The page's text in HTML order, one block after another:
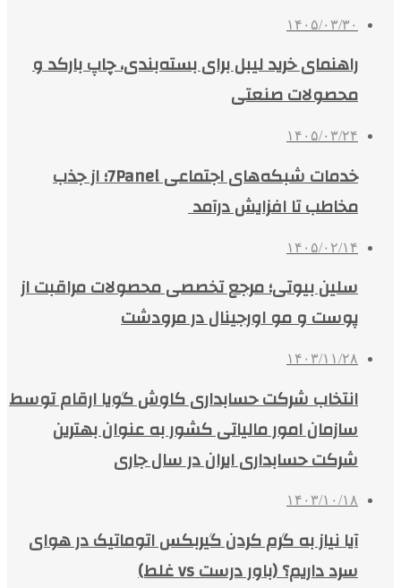
۱۴۰۵/۰۳/۳۰
راهنمای خرید لیبل برای بسته‌بندی، چاپ بارکد و
محصولات صنعتی
۱۴۰۵/۰۳/۲۴
خدمات شبکه‌های اجتماعی 7Panel؛ از جذب
مخاطب تا افزایش درآمد
۱۴۰۵/۰۲/۱۴
سلین بیوتی؛ مرجع تخصصی محصولات مراقبت از
پوست و مو اورجینال در مرودشت
۱۴۰۳/۱۱/۲۸
انتخاب شرکت حسابداری کاوش گویا ارقام توسط
سازمان امور مالیاتی کشور به عنوان بهترین
شرکت حسابداری ایران در سال جاری
۱۴۰۳/۱۰/۱۸
آیا نیاز به گرم کردن گیربکس اتوماتیک در هوای
سرد داریم؟ (باور درست vs غلط)